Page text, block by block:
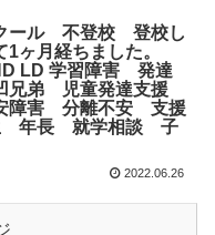
ール 不登校 登校し
1ヶ月経ちました。
LD 学習障害 発達
兄弟 児童発達支援
障害 分離不安 支援
年長 就学相談 子
2022.06.26